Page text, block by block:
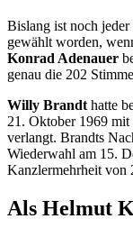
Bislang ist noch jeder
gewählt worden,
Konrad Adenauer
genau die 202
Willy Brandt hatte
21. Oktober 1969 mit
verlangt. Brandts
Wiederwahl am 15.
Kanzlermehrheit von
Als Helmut